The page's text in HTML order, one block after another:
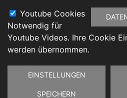
Footer
Youtube Cookies
Notwendig für
Youtube Videos. Ihre Cookie
werden übernommen.
EINSTELLUNGEN
SPEICHERN
Zustimmung
zurückziehen